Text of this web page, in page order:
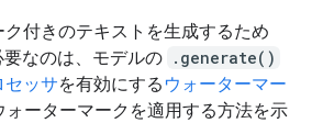
付きのテキストを生成するため
なのは、モデルの .generate()
セッサを有効にする ウォーターマー
ーターマークを適用する方法を示